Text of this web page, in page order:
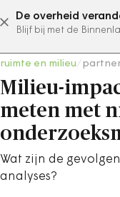
De overheid
Blijf bij met de
ruimte en milieu
Milieu-
meten met
Wat zijn de
analyses?